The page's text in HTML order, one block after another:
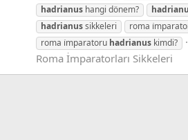
hadrianus hangi dönem?
hadrianussikkeleri roma
roma i̇mparatoru hadrianus kimdi?
Roma İmparatorları Sikkeleri